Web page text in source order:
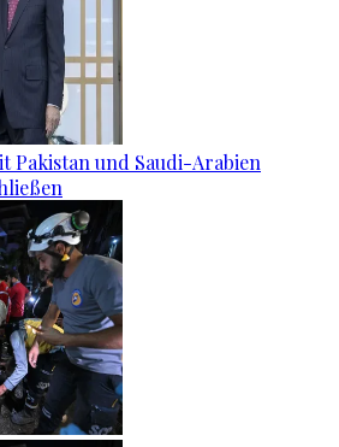
Pakistan und Saudi-Arabien